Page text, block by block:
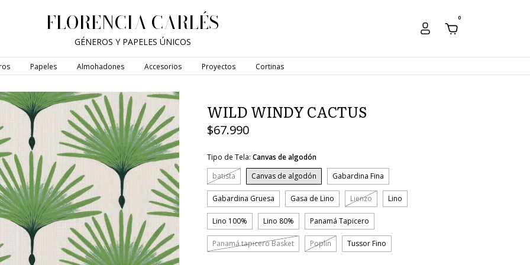
FLORENCIA CARLÉS
GÉNEROS Y PAPELES ÚNICOS
0
Papeles Almohadones Accesorios Proyectos Cortinas
WILD WINDY CACTUS
$67.990
Tipo de Tela: Canvas de algodón
batista
Canvas de algodón Gabardina Fina
Gabardina Gruesa Gasa de Lino Lienzo Lino
Lino 100% Lino 80% Panamá Tapicero
Panamá tapicero Basket Poplin Tussor Fino